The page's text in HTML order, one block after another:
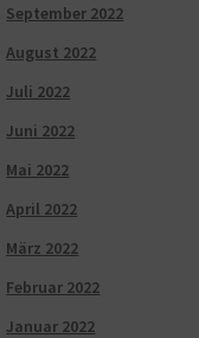
September 2022
August 2022
Juli 2022
Juni 2022
Mai 2022
April 2022
März 2022
Februar 2022
Januar 2022